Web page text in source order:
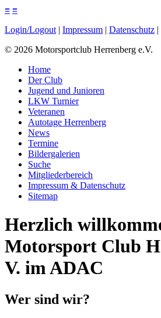
≡ ≡
Login/Logout | Impressum | Datenschutz |
© 2026 Motorsportclub Herrenberg e.V.
Home
Der Club
Jugend und Junioren
LKW Turnier
Veteranen
Autotage Herrenberg
News
Termine
Bildergalerien
Suche
Mitgliederbereich
Impressum & Datenschutz
Sitemap
Herzlich
Motorsport Club
V. im ADAC
Wer sind wir?